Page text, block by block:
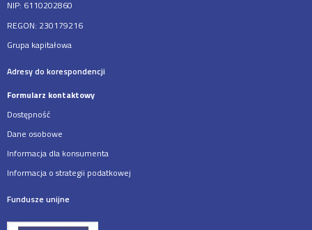
NIP: 6110202860
REGON: 230179216
Grupa kapitałowa
Adresy do korespondencji
Formularz kontaktowy
Dostępność
Dane osobowe
Informacja dla konsumenta
Informacja o strategii podatkowej
Fundusze unijne